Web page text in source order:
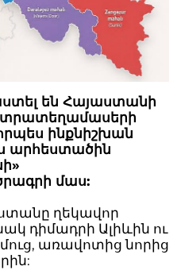
են Հայաստանի
ինքնիշխան
արհեստածին
մաս:
ղեկավոր
դիմադրի Ալիևին ու
առավոտից նորից